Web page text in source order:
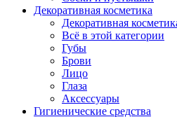
Декоративная косметика
Декоративная
Всё в этой категории
Губы
Брови
Лицо
Глаза
Аксессуары
Гигиенические средства